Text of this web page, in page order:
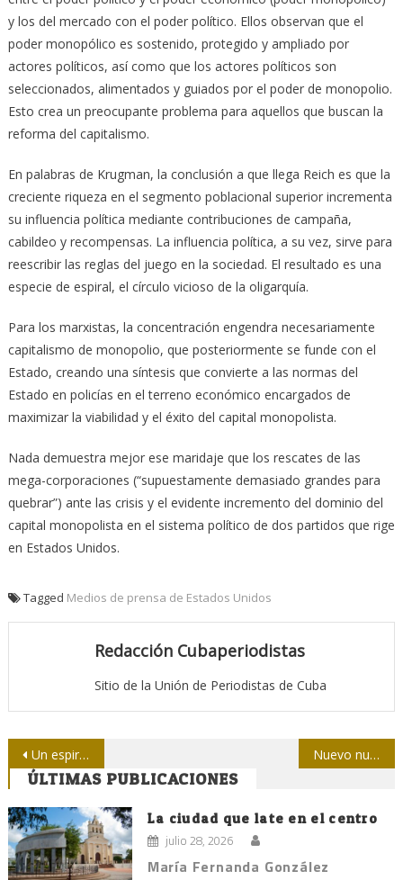
y los del mercado con el poder político. Ellos observan que el
poder monopólico es sostenido, protegido y ampliado por
actores políticos, así como que los actores políticos son
seleccionados, alimentados y guiados por el poder de monopolio.
Esto crea un preocupante problema para aquellos que buscan la
reforma del capitalismo.
En palabras de Krugman, la conclusión a que llega Reich es que la
creciente riqueza en el segmento poblacional superior incrementa
su influencia política mediante contribuciones de campaña,
cabildeo y recompensas. La influencia política, a su vez, sirve para
reescribir las reglas del juego en la sociedad. El resultado es una
especie de espiral, el círculo vicioso de la oligarquía.
Para los marxistas, la concentración engendra necesariamente
capitalismo de monopolio, que posteriormente se funde con el
Estado, creando una síntesis que convierte a las normas del
Estado en policías en el terreno económico encargados de
maximizar la viabilidad y el éxito del capital monopolista.
Nada demuestra mejor ese maridaje que los rescates de las
mega-corporaciones (“supuestamente demasiado grandes para
quebrar”) ante las crisis y el evidente incremento del dominio del
capital monopolista en el sistema político de dos partidos que rige
en Estados Unidos.
Tagged Medios de prensa de Estados Unidos
Redacción Cubaperiodistas
Sitio de la Unión de Periodistas de Cuba
Navegación
de
entradas
Un espirituano de pura cepa Nuevo numero de la revista “Global Rights” dedicado al primer año de nuevas relaciones entre los EE.UU y Cuba
ÚLTIMAS PUBLICACIONES
La ciudad que late en el centro
julio 28, 2026
María Fernanda González